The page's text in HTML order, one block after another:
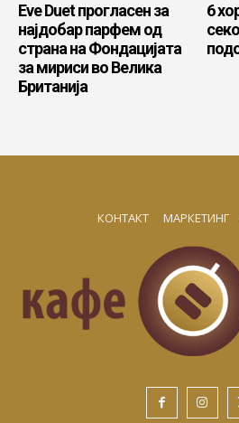
Eve Duet прогласен за
најдобар парфем од
страна на Фондацијата
за мириси во Велика
Британија
6
КОНТАКТ МАРКЕТИНГ